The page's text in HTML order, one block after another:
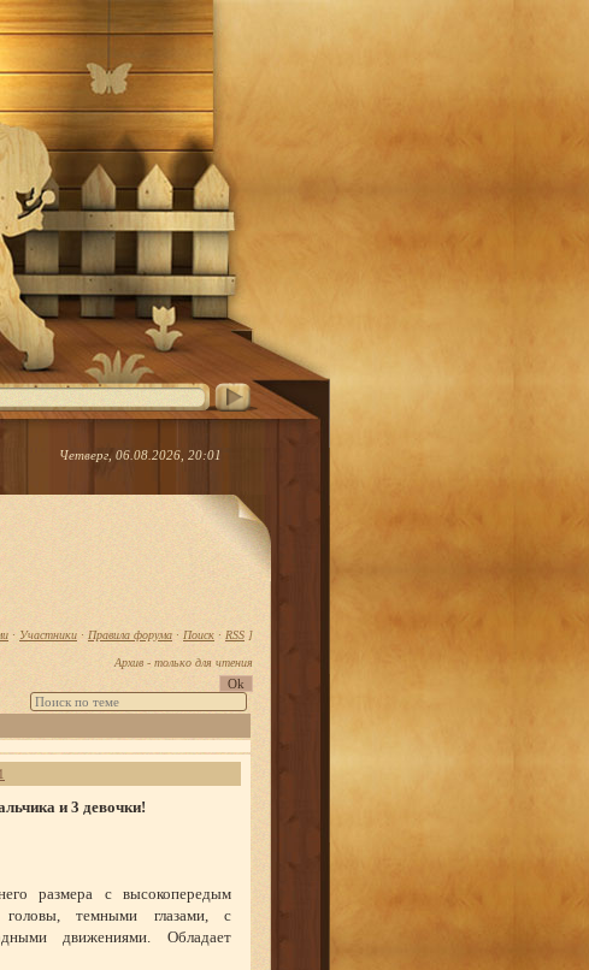
Четверг, 06.08.2026, 20:01
· Участники · Правила форума · Поиск · RSS ]
Архив - только для чтения
1
и 3 девочки!
размера с высокопередым
темными глазами, с
движениями. Обладает